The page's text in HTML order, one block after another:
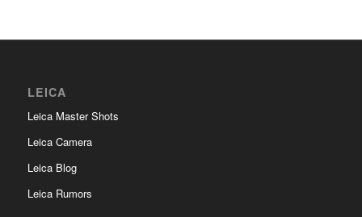
LEICA
Leica Master Shots
Leica Camera
Leica Blog
Leica Rumors